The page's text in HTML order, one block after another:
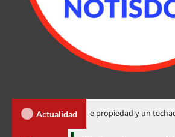
Actualidad
450 títulos de propiedad y un techado escolar